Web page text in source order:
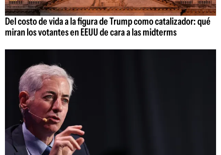
Del costo de vida a la figura de Trump como catalizador: qué
miran los votantes en EEUU de cara a las midterms